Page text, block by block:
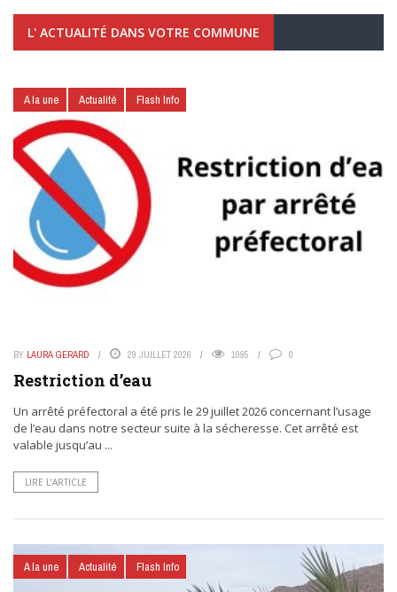
L' ACTUALITÉ DANS VOTRE COMMUNE
A la une Actualité Flash Info
BY LAURA GERARD 29 JUILLET 2026 1095 0
Restriction d’eau
Un arrêté préfectoral a été pris le 29 juillet 2026 concernant l’usage
de l’eau dans notre secteur suite à la sécheresse. Cet arrêté est
valable jusqu’au ...
LIRE L’ARTICLE
A la une Actualité Flash Info